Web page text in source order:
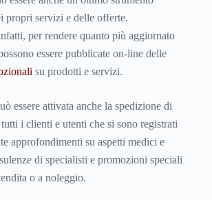
propri servizi e delle offerte.
per rendere quanto più aggiornato
essere pubblicate on-line delle
su prodotti e servizi.
essere attivata anche la spedizione di
i clienti e utenti che si sono registrati
approfondimenti su aspetti medici e
di specialisti e promozioni speciali
o a noleggio.